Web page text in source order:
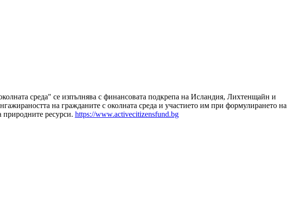
среда" се изпълнява с финансовата подкрепа на Исландия, Лихтенщайн и
на гражданите с околната среда и участието им при формулирането на
природните ресурси. https://www.activecitizensfund.bg